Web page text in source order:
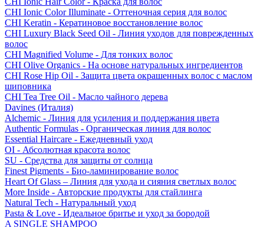
CHI Ionic Color Illuminate - Оттеночная серия для волос
CHI Keratin - Кератиновое восстановление волос
CHI Luxury Black Seed Oil - Линия уходов для поврежденных
волос
CHI Magnified Volume - Для тонких волос
CHI Olive Organics - На основе натуральных ингредиентов
CHI Rose Hip Oil - Защита цвета окрашенных волос с маслом
шиповника
CHI Tea Tree Oil - Масло чайного дерева
Davines (Италия)
Alchemic - Линия для усиления и поддержания цвета
Authentic Formulas - Органическая линия для волос
Essential Haircare - Eжедневный уход
OI - Абсолютная красота волос
SU - Средства для защиты от солнца
Finest Pigments - Био-ламинирование волос
Heart Of Glass – Линия для ухода и сияния светлых волос
More Inside - Авторские продукты для стайлинга
Natural Tech - Натуральный уход
Pasta & Love - Идеальное бритье и уход за бородой
A SINGLE SHAMPOO